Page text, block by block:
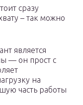
сразу
– так можно
является
— он прост с
на
часть работы